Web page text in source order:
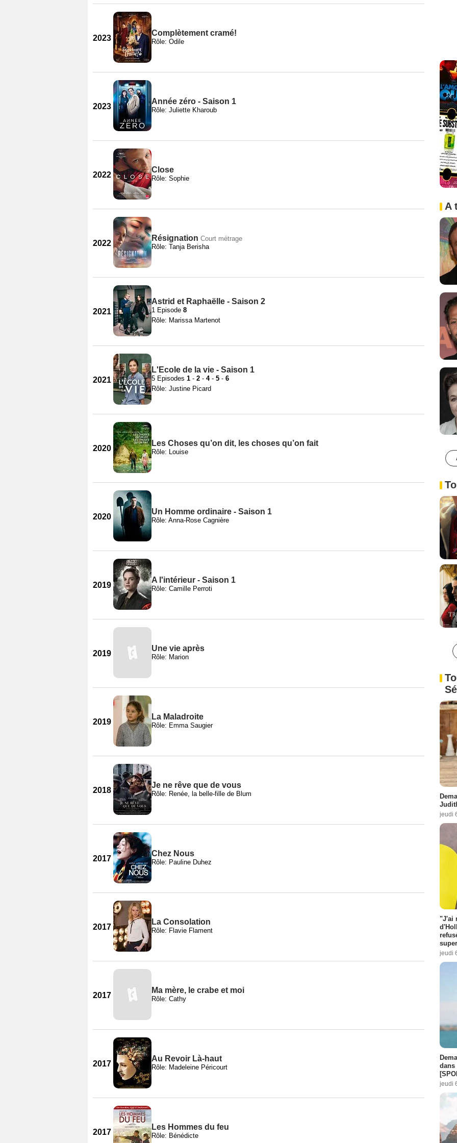
2023
Complètement cramé!
Rôle: Odile
2023
Année zéro - Saison 1
Rôle: Juliette Kharoub
2022
Close
Rôle: Sophie
2022
Résignation Court métrage
Rôle: Tanja Berisha
2021
Astrid et Raphaëlle - Saison 2
1 Episode 8
Rôle: Marissa Martenot
2021
L'Ecole de la vie - Saison 1
5 Episodes 1 - 2 - 4- 5 - 6
Rôle: Justine Picard
2020
Les Choses qu’on dit, les choses qu’on fait
Rôle: Louise
2020
Un Homme ordinaire - Saison 1
Rôle: Anna-Rose Cagnière
2019
A l'intérieur - Saison 1
Rôle: Camille Perroti
2019
Une vie après
Rôle: Marion
2019
La Maladroite
Rôle: Emma Saugier
2018
Je ne rêve que de vous
Rôle: Renée, la belle-fille de Blum
2017
Chez Nous
Rôle: Pauline Duhez
2017
La Consolation
Rôle: Flavie Flament
2017
Ma mère, le crabe et moi
Rôle: Cathy
2017
Au Revoir Là-haut
Rôle: Madeleine Péricourt
2017
Les Hommes du feu
Rôle: Bénédicte
A
jeudi
"J'ai
jeudi
dans
jeudi